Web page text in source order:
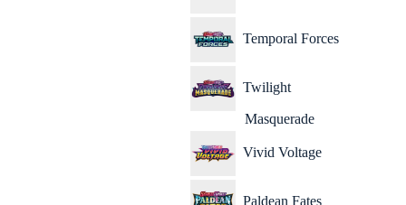
Temporal Forces
Twilight
Masquerade
Vivid Voltage
Paldean Fates